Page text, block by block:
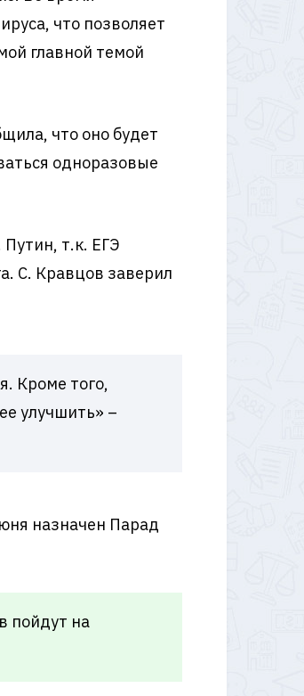
что позволяет
главной темой
что оно будет
одноразовые
т.к. ЕГЭ
С. Кравцов заверил
Кроме того,
улучшить» –
назначен Парад
пойдут на